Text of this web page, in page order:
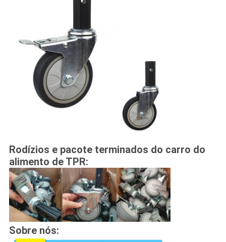
Rodízios e pacote terminados do carro do
alimento de TPR:
Sobre nós: